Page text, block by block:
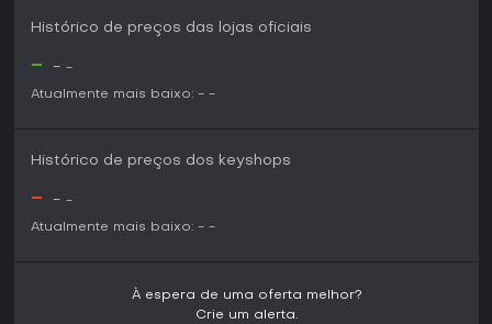
Histórico de preços das lojas oficiais
- - -
Atualmente mais baixo: - -
Histórico de preços dos keyshops
- - -
Atualmente mais baixo: - -
À espera de uma oferta melhor?
Crie um alerta.